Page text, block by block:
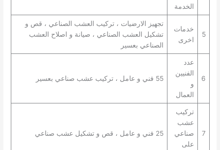
الخدمة
5
خدمات
اخرى
تجهيز الارضيات ، تركيب العشب الصناعي ، قص و
تشكيل العشب الصناعي ، صيانة و اصلاح العشب
الصناعي بعسير
6
عدد
الفنيين
و
العمال
55 فني و عامل ، تركيب عشب صناعي بعسير
7
تركيب
عشب
صناعي
على
25 فني و عامل ، قص و تشكيل عشب صناعي